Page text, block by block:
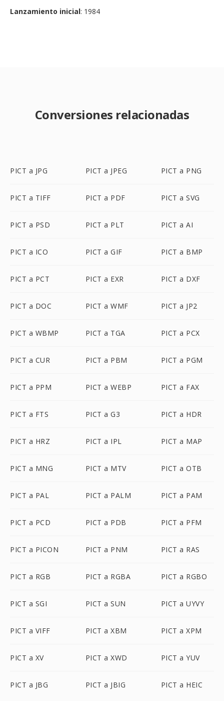
Lanzamiento inicial: 1984
Conversiones relacionadas
PICT a JPG PICT a JPEG PICT a PNG
PICT a TIFF PICT a PDF PICT a SVG
PICT a PSD PICT a PLT PICT a AI
PICT a ICO PICT a GIF PICT a BMP
PICT a PCT PICT a EXR PICT a DXF
PICT a DOC PICT a WMF PICT a JP2
PICT a WBMP PICT a TGA PICT a PCX
PICT a CUR PICT a PBM PICT a PGM
PICT a PPM PICT a WEBP PICT a FAX
PICT a FTS PICT a G3 PICT a HDR
PICT a HRZ PICT a IPL PICT a MAP
PICT a MNG PICT a MTV PICT a OTB
PICT a PAL PICT a PALM PICT a PAM
PICT a PCD PICT a PDB PICT a PFM
PICT a PICON PICT a PNM PICT a RAS
PICT a RGB PICT a RGBA PICT a RGBO
PICT a SGI PICT a SUN PICT a UYVY
PICT a VIFF PICT a XBM PICT a XPM
PICT a XV PICT a XWD PICT a YUV
PICT a JBG PICT a JBIG PICT a HEIC